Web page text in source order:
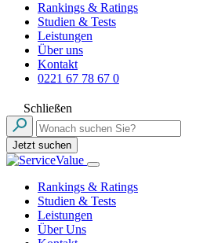
Rankings & Ratings
Studien & Tests
Leistungen
Über uns
Kontakt
0221 67 78 67 0
Schließen
Jetzt suchen
Rankings & Ratings
Studien & Tests
Leistungen
Über Uns